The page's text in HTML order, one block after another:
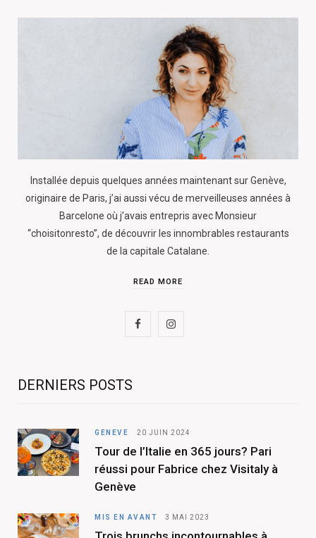
Installée depuis quelques années maintenant sur Genève,
originaire de Paris, j’ai aussi vécu de merveilleuses années à
Barcelone où j’avais entrepris avec Monsieur
“choisitonresto”, de découvrir les innombrables restaurants
de la capitale Catalane.
READ MORE
b
o
I
a
g
m
DERNIERS POSTS
GENÈVE 20 JUIN 2024
Tour de l’Italie en 365 jours? Pari
réussi pour Fabrice chez Visitaly à
Genève
MIS EN AVANT 3 MAI 2023